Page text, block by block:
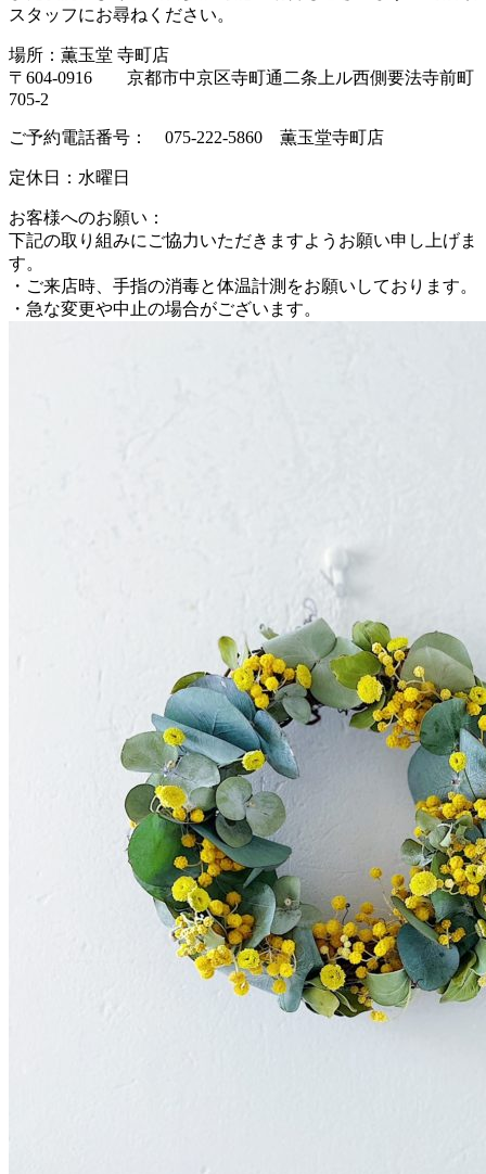
スタッフにお尋ねください。
場所：薫玉堂 寺町店
〒604‐0916 京都市中京区寺町通二条上ル西側要法寺前町
705-2
ご予約電話番号： 075-222-5860 薫玉堂寺町店
定休日：水曜日
お客様へのお願い：
下記の取り組みにご協力いただきますようお願い申し上げま
す。
・ご来店時、手指の消毒と体温計測をお願いしております。
・急な変更や中止の場合がございます。